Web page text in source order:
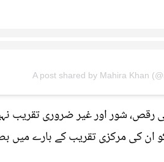
A post shared by Mahira Khan
شور اور غیر ضروری تقریب
کی مرکزی تقریب کے بارے میں